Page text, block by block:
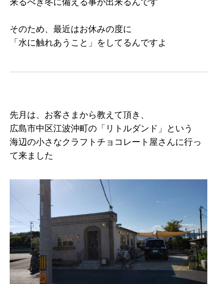
そのため、最近はお休みの度に
「水に触れあうこと」をしてるんですよ
先月は、お客さまから教えて頂き、
広島市中区江波沖町の「リトルダンド」という
海辺の小さなクラフトチョコレート屋さんに行っ
て来ました